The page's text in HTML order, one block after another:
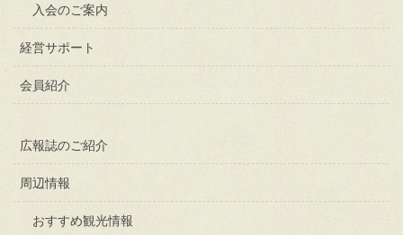
入会のご案内
経営サポート
会員紹介
広報誌のご紹介
周辺情報
おすすめ観光情報